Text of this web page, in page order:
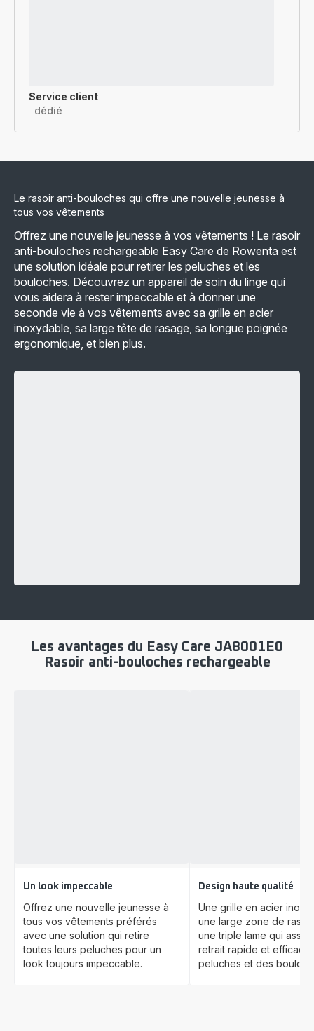
Service client
dédié
Le rasoir anti-bouloches qui offre une nouvelle jeunesse à
tous vos vêtements
Offrez une nouvelle jeunesse à vos vêtements ! Le rasoir
anti-bouloches rechargeable Easy Care de Rowenta est
une solution idéale pour retirer les peluches et les
bouloches. Découvrez un appareil de soin du linge qui
vous aidera à rester impeccable et à donner une
seconde vie à vos vêtements avec sa grille en acier
inoxydable, sa large tête de rasage, sa longue poignée
ergonomique, et bien plus.
Les avantages du Easy Care JA8001E0
Rasoir anti-bouloches rechargeable
Un look impeccable
Offrez une nouvelle jeunesse à
tous vos vêtements préférés
avec une solution qui retire
toutes leurs peluches pour un
look toujours impeccable.
Design haute qualité
Une grille en acier
une large zone de
une triple lame qui
retrait rapide et efficace
peluches et des